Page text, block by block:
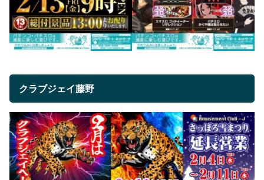
クラブジェイ藤野